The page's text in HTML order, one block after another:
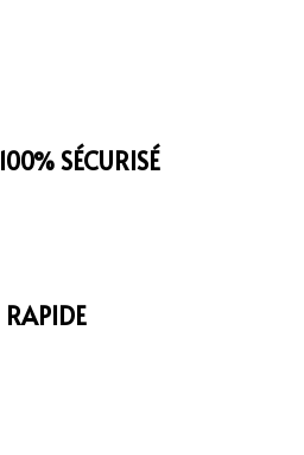
100% SÉCURISÉ
RAPIDE